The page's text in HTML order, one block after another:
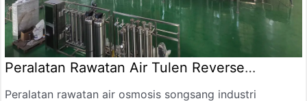
Peralatan Rawatan Air Tulen Reverse
Osmosis
Peralatan rawatan air osmosis songsang industri